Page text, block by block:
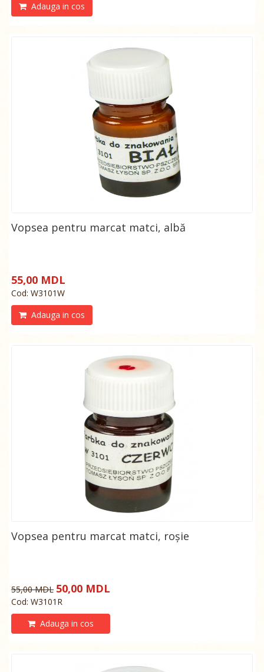
Adauga in cos
Vopsea pentru marcat matci, albă
55,00 MDL
Cod: W3101W
Adauga in cos
Vopsea pentru marcat matci, roșie
55,00 MDL 50,00 MDL
Cod: W3101R
Adauga in cos